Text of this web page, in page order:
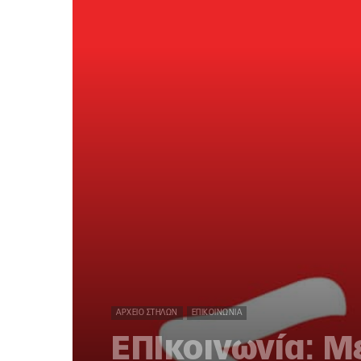
ΑΡΧΕΊΟ ΣΤΗΛΏΝ ΕΠΙΚΟΙΝΩΝΊΑ
ΕΠΙκοινωνία: